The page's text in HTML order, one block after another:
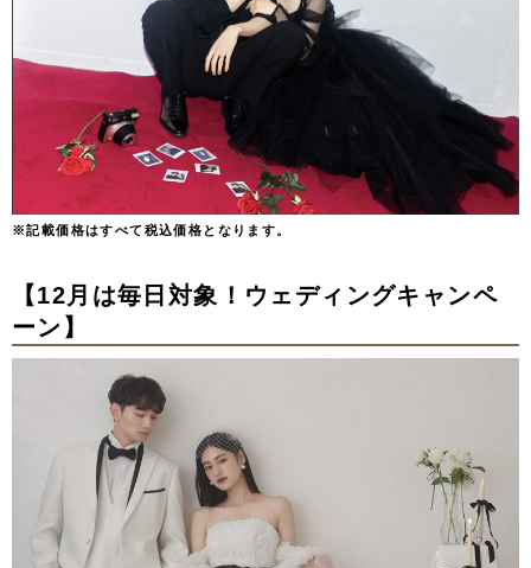
※記載価格はすべて税込価格となります。
【12 月は毎日対象！ウェディングキャンペ
ーン】